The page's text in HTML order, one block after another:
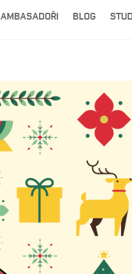
AMBASADOŘI BLOG